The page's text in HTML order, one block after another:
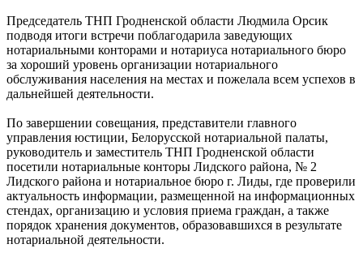
Председатель ТНП Гродненской области Людмила Орсик
подводя итоги встречи поблагодарила заведующих
нотариальными конторами и нотариуса нотариального бюро
за хороший уровень организации нотариального
обслуживания населения на местах и пожелала всем успехов в
дальнейшей деятельности.
По завершении совещания, представители главного
управления юстиции, Белорусской нотариальной палаты,
руководитель и заместитель ТНП Гродненской области
посетили нотариальные конторы Лидского района, № 2
Лидского района и нотариальное бюро г. Лиды, где проверили
актуальность информации, размещенной на информационных
стендах, организацию и условия приема граждан, а также
порядок хранения документов, образовавшихся в результате
нотариальной деятельности.